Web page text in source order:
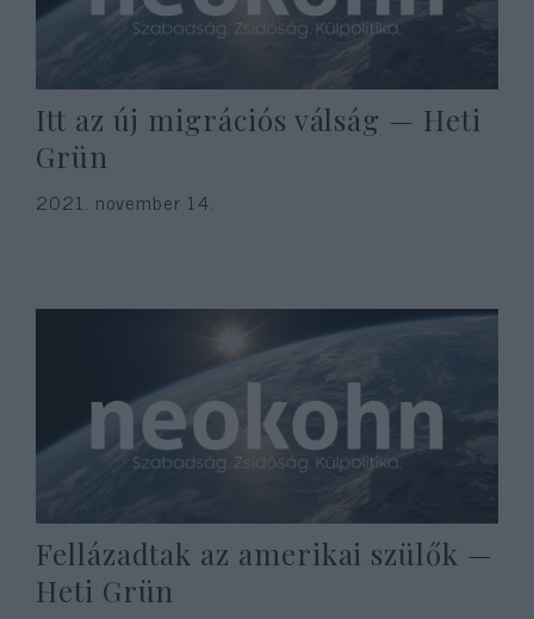
Itt az új migrációs válság — Heti
Grün
2021. november 14.
Fellázadtak az amerikai szülők —
Heti Grün